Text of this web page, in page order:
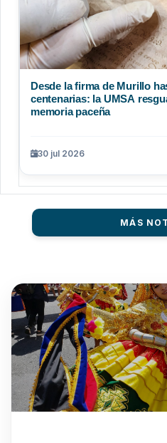
Desde la firma de Murillo
centenarias: la UMSA
memoria paceña
30 jul 2026
MÁS